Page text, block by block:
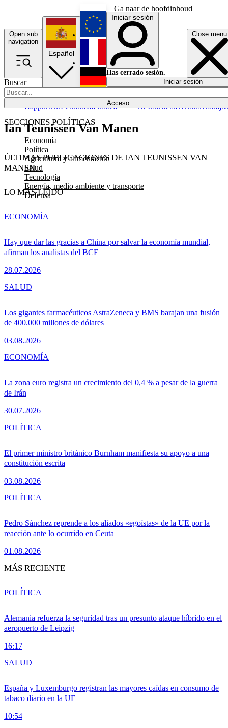
Ga naar de hoofdinhoud
Open sub
navigation
Close menu
Buscar
Acceso
SECCIONES POLÍTICAS
Economía
Política
Agricultura y alimentación
Salud
Tecnología
Energía, medio ambiente y transporte
Defensa
RapporteurEconomíaPolítica NewslettersEventosTrabajos
Español
English
Français
Iniciar sesión
Has cerrado sesión.
Iniciar sesión
Ian Teunissen Van Manen
ÚLTIMAS PUBLICACIONES DE IAN TEUNISSEN VAN
MANEN
LO MÁS LEÍDO
Hay que dar las gracias a China por salvar la economía mundial,
afirman los analistas del BCE
28.07.2026
ECONOMÍA
Los gigantes farmacéuticos AstraZeneca y BMS barajan una fusión
de 400.000 millones de dólares
03.08.2026
SALUD
La zona euro registra un crecimiento del 0,4 % a pesar de la guerra
de Irán
30.07.2026
ECONOMÍA
El primer ministro británico Burnham manifiesta su apoyo a una
constitución escrita
03.08.2026
POLÍTICA
Pedro Sánchez reprende a los aliados «egoístas» de la UE por la
reacción ante lo ocurrido en Ceuta
01.08.2026
POLÍTICA
MÁS RECIENTE
Alemania refuerza la seguridad tras un presunto ataque híbrido en el
aeropuerto de Leipzig
16:17
POLÍTICA
España y Luxemburgo registran las mayores caídas en consumo de
tabaco diario en la UE
10:54
SALUD